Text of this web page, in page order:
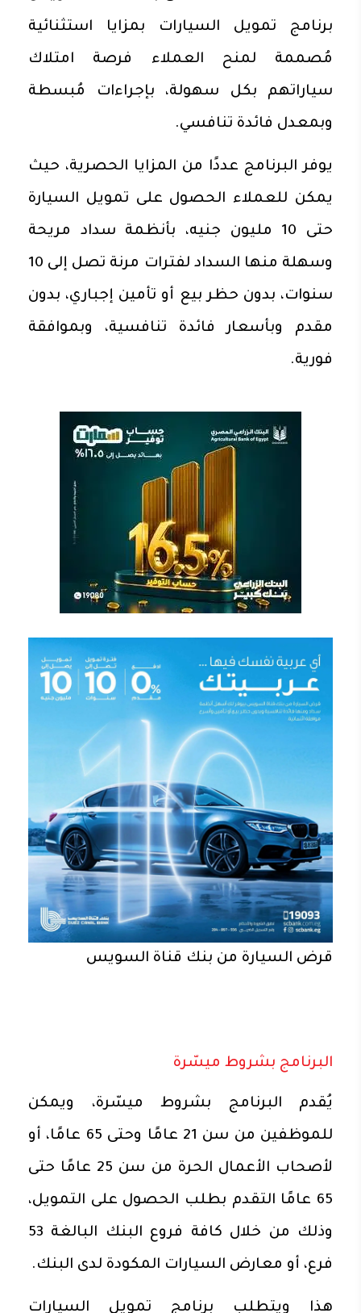
برنامج تمويل السيارات بمزايا استثنائية
مُصممة لمنح العملاء فرصة امتلاك
سياراتهم بكل سهولة، بإجراءات مُبسطة
وبمعدل فائدة تنافسي.
يوفر البرنامج عددًا من المزايا الحصرية، حيث
يمكن للعملاء الحصول على تمويل السيارة
حتى 10 مليون جنيه، بأنظمة سداد مريحة
وسهلة منها السداد لفترات مرنة تصل إلى 10
سنوات، بدون حظر بيع أو تأمين إجباري، بدون
مقدم وبأسعار فائدة تنافسية، وبموافقة
فورية.
قرض السيارة من بنك قناة السويس
البرنامج بشروط ميسّرة
يُقدم البرنامج بشروط ميسّرة، ويمكن
للموظفين من سن 21 عامًا وحتى 65 عامًا، أو
لأصحاب الأعمال الحرة من سن 25 عامًا حتى
65 عامًا التقدم بطلب الحصول على التمويل،
وذلك من خلال كافة فروع البنك البالغة 53
فرع، أو معارض السيارات المكودة لدى البنك.
هذا ويتطلب برنامج تمويل السيارات